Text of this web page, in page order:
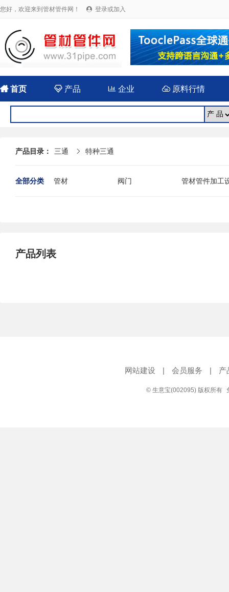
您好，欢迎来到管材管件网！  登录或加入
首页 产品  企业 原料行情
产品目录： 三通  特种三通
全部分类 管材 阀门
管材管件加工
产品列表
网站建设 | 会员服务 | 产
© 生意宝(002095) 版权所有